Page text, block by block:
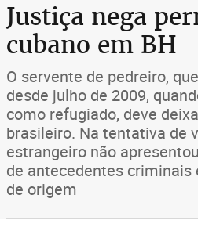
Justiça nega
cubano em BH
O servente de pedreiro,
desde julho de 2009,
como refugiado, deve
brasileiro. Na tentativa de
estrangeiro não
de antecedentes
de origem